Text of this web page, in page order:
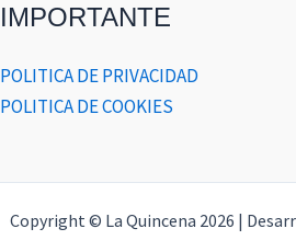
IMPORTANTE
POLITICA DE PRIVACIDAD
POLITICA DE COOKIES
Copyright © La Quincena 2026 |